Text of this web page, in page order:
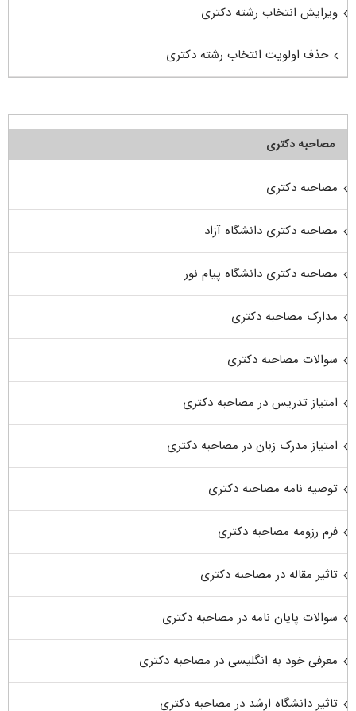
ویرایش انتخاب رشته دکتری
حذف اولویت انتخاب رشته دکتری
مصاحبه دکتری
مصاحبه دکتری
مصاحبه دکتری دانشگاه آزاد
مصاحبه دکتری دانشگاه پیام نور
مدارک مصاحبه دکتری
سوالات مصاحبه دکتری
امتیاز تدریس در مصاحبه دکتری
امتیاز مدرک زبان در مصاحبه دکتری
توصیه نامه مصاحبه دکتری
فرم رزومه مصاحبه دکتری
تاثیر مقاله در مصاحبه دکتری
سوالات پایان نامه در مصاحبه دکتری
معرفی خود به انگلیسی در مصاحبه دکتری
تاثیر دانشگاه ارشد در مصاحبه دکتری